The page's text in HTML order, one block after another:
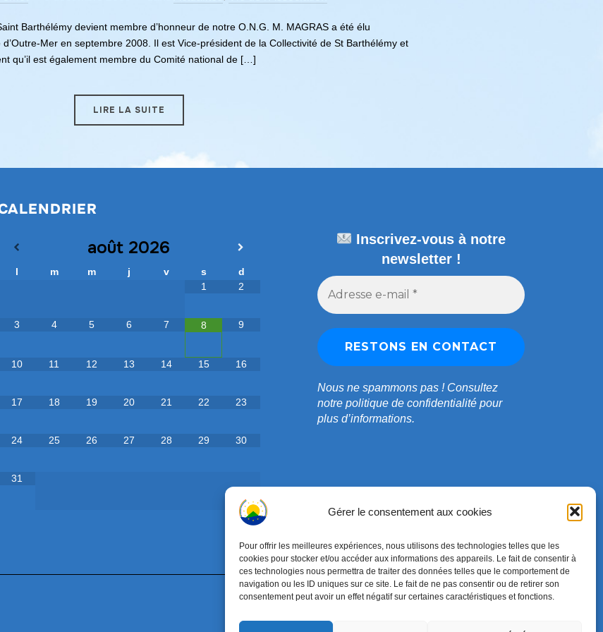
Gérer le consentement aux cookies
Pour offrir les meilleures expériences, nous utilisons des technologies telles que les
cookies pour stocker et/ou accéder aux informations des appareils. Le fait de consentir à
ces technologies nous permettra de traiter des données telles que le comportement de
navigation ou les ID uniques sur ce site. Le fait de ne pas consentir ou de retirer son
consentement peut avoir un effet négatif sur certaines caractéristiques et fonctions.
Barthélémy devient membre d’honneur de notre O.N.G. M. MAGRAS a été élu
Mer en septembre 2008. Il est Vice-président de la Collectivité de St Barthélémy et
qu’il est également membre du Comité national de […]
LIRE LA SUITE
août 2026
l m m j v s
d
1
2
3 4 5 6 7 8 9
10 11 12 13 14 15 16
17 18 19 20 21 22 23
24 25 26 27 28 29 30
31
Inscrivez-vous à notre
newsletter !
Nous ne spammons pas ! Consultez
notre politique de confidentialité pour
plus d’informations.